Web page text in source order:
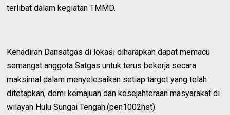
terlibat dalam kegiatan TMMD.
Kehadiran Dansatgas di lokasi diharapkan dapat memacu
semangat anggota Satgas untuk terus bekerja secara
maksimal dalam menyelesaikan setiap target yang telah
ditetapkan, demi kemajuan dan kesejahteraan masyarakat di
wilayah Hulu Sungai Tengah.(pen1002hst).